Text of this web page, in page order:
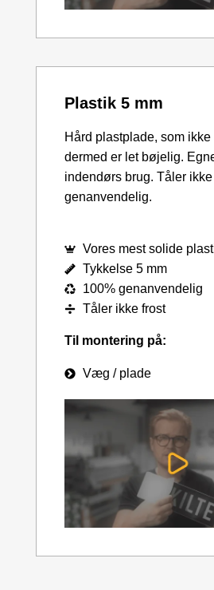
Plastik 5 mm
Hård plastplade, som ikke
dermed er let bøjelig.
indendørs brug. Tåler
genanvendelig.
Vores mest solide
Tykkelse 5 mm
100% genanvendelig
Tåler ikke frost
Til montering på:
Væg / plade